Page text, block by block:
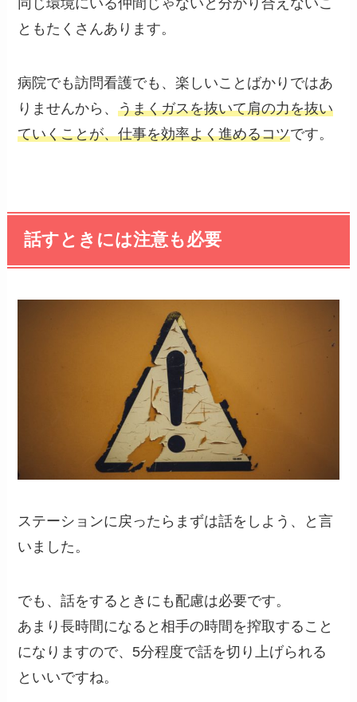
同じ環境にいる仲間じゃないと分かり合えないこ
ともたくさんあります。
病院でも訪問看護でも、楽しいことばかりではあ
りませんから、うまくガスを抜いて肩の力を抜い
ていくことが、仕事を効率よく進めるコツです。
話すときには注意も必要
ステーションに戻ったらまずは話をしよう、と言
いました。
でも、話をするときにも配慮は必要です。
あまり長時間になると相手の時間を搾取すること
になりますので、 5分程度で話を切り上げられる
といいですね。